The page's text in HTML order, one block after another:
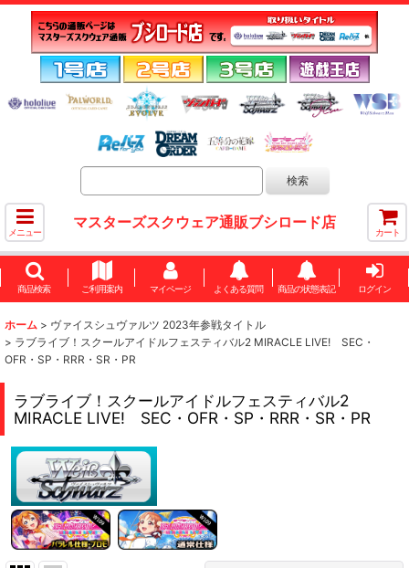
メニュー
マスターズスクウェア通販ブシロード店
カート
商品検索 ご利用案内 マイページ よくある質問 商品の状態表記 ログイン
ホーム > ヴァイスシュヴァルツ 2023年参戦タイトル
> ラブライブ！スクールアイドルフェスティバル2 MIRACLE LIVE! SEC・
OFR・SP・RRR・SR・PR
ラブライブ！スクールアイドルフェスティバル2
MIRACLE LIVE! SEC・OFR・SP・RRR・SR・PR